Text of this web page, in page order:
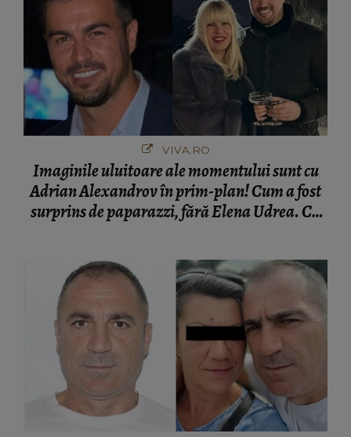
VIVA.RO
Imaginile uluitoare ale momentului sunt cu
Adrian Alexandrov în prim-plan! Cum a fost
surprins de paparazzi, fără Elena Udrea. Cu